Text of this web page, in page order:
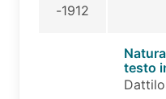
-1912
testo